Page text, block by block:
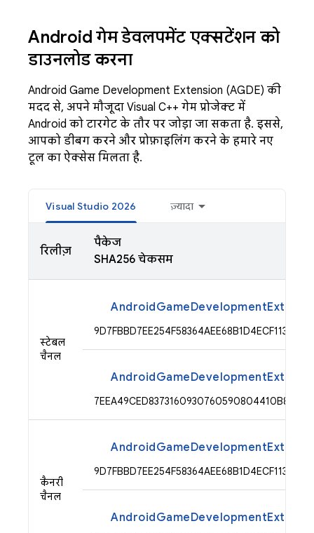
Android गेम डेवलपमेंट एक्सटेंशन को
डाउनलोड करना
Android Game Development Extension (AGDE) की
मदद से, अपने मौजूदा Visual C++ गेम प्रोजेक्ट में
Android को टारगेट के तौर पर जोड़ा जा सकता है. इससे,
आपको डीबग करने और प्रोफ़ाइलिंग करने के हमारे नए
टूल का ऐक्सेस मिलता है.
Visual Studio 2026 ज़्यादा
रिलीज़
पैकेज
SHA256 चेकसम
स्टेबल
चैनल
कैनरी
चैनल